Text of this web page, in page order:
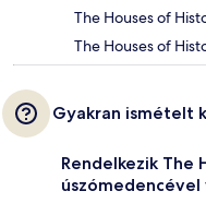
The Houses of
The Houses of
Gyakran ismételt
Rendelkezik The
úszómedencével